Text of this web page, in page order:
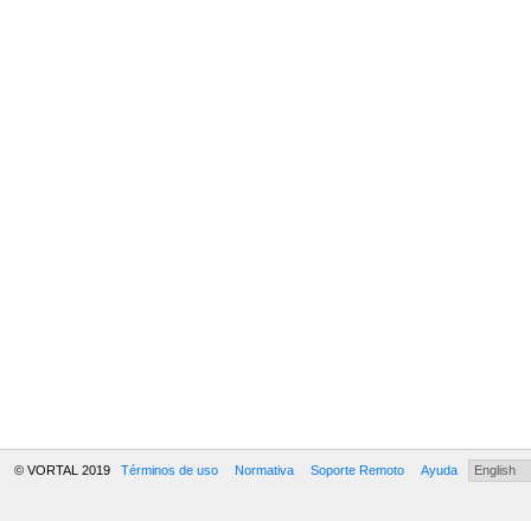
© VORTAL 2019 Términos de uso Normativa Soporte Remoto Ayuda